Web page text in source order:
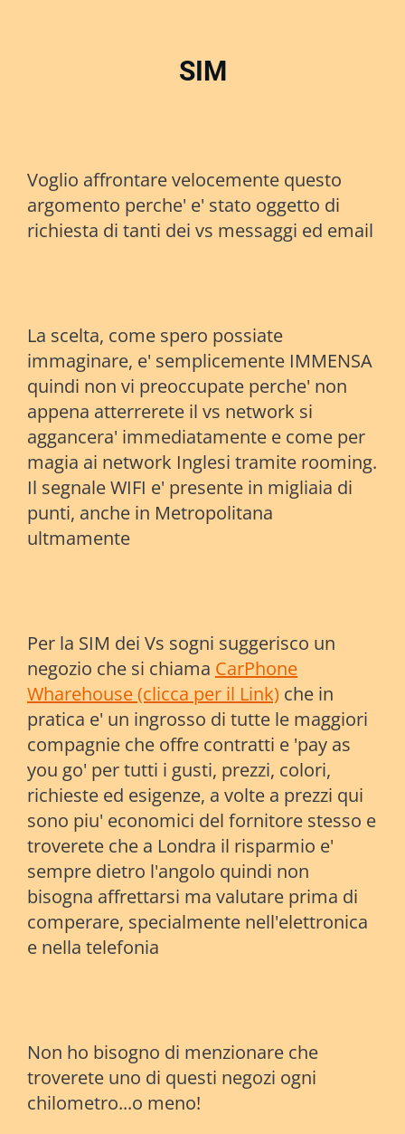
SIM
Voglio affrontare velocemente questo
argomento perche' e' stato oggetto di
richiesta di tanti dei vs messaggi ed email
La scelta, come spero possiate
immaginare, e' semplicemente IMMENSA
quindi non vi preoccupate perche' non
appena atterrerete il vs network si
aggancera' immediatamente e come per
magia ai network Inglesi tramite rooming.
Il segnale WIFI e' presente in migliaia di
punti, anche in Metropolitana
ultmamente
Per la SIM dei Vs sogni suggerisco un
negozio che si chiama CarPhone
Wharehouse (clicca per il Link) che in
pratica e' un ingrosso di tutte le maggiori
compagnie che offre contratti e 'pay as
you go' per tutti i gusti, prezzi, colori,
richieste ed esigenze, a volte a prezzi qui
sono piu' economici del fornitore stesso e
troverete che a Londra il risparmio e'
sempre dietro l'angolo quindi non
bisogna affrettarsi ma valutare prima di
comperare, specialmente nell'elettronica
e nella telefonia
Non ho bisogno di menzionare che
troverete uno di questi negozi ogni
chilometro...o meno!